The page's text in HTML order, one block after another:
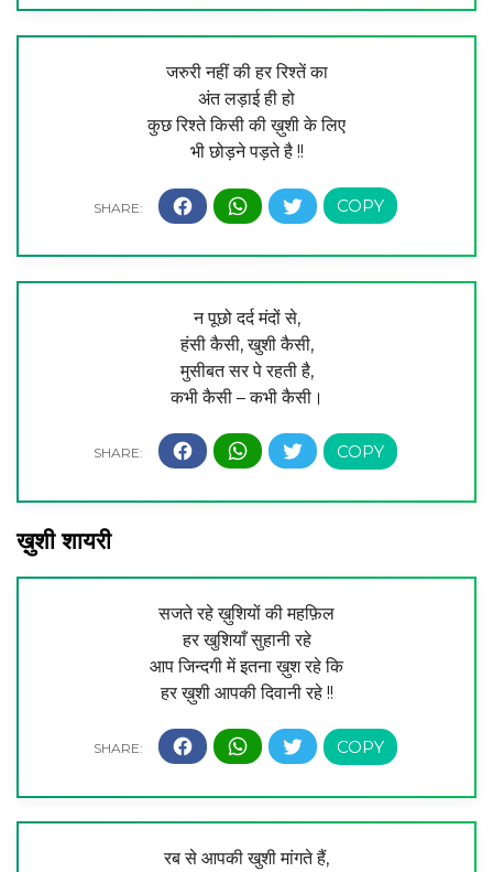
जरुरी नहीं की हर रिश्तें का
अंत लड़ाई ही हो
कुछ रिश्ते किसी की ख़ुशी के लिए
भी छोड़ने पड़ते है !!
न पूछो दर्द मंदों से,
हंसी कैसी, खुशी कैसी,
मुसीबत सर पे रहती है,
कभी कैसी – कभी कैसी।
ख़ुशी शायरी
सजते रहे ख़ुशियों की महफ़िल
हर खुशियाँ सुहानी रहे
आप जिन्दगी में इतना ख़ुश रहे कि
हर ख़ुशी आपकी दिवानी रहे !!
रब से आपकी खुशी मांगते हैं,